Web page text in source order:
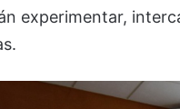
experimentar,